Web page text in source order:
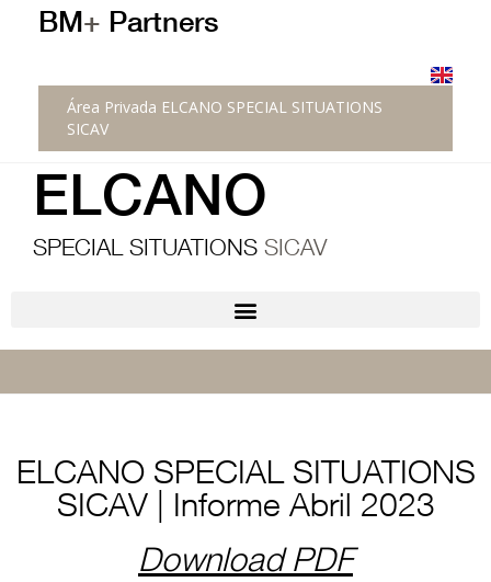
BM+ Partners
Área Privada ELCANO SPECIAL SITUATIONS
SICAV
ELCANO
SPECIAL SITUATIONS SICAV
ELCANO SPECIAL SITUATIONS
SICAV | Informe Abril 2023
Download PDF